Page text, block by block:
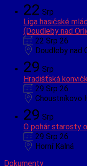
22 Srp
Liga hasičské
(Doudleby nad
22 Srp 26
Doudleby nad
29 Srp
Hradišťská
29 Srp 26
Choustníkovo
29 Srp
O pohár starosty
29 Srp 26
Horní Kalná
Dokumenty